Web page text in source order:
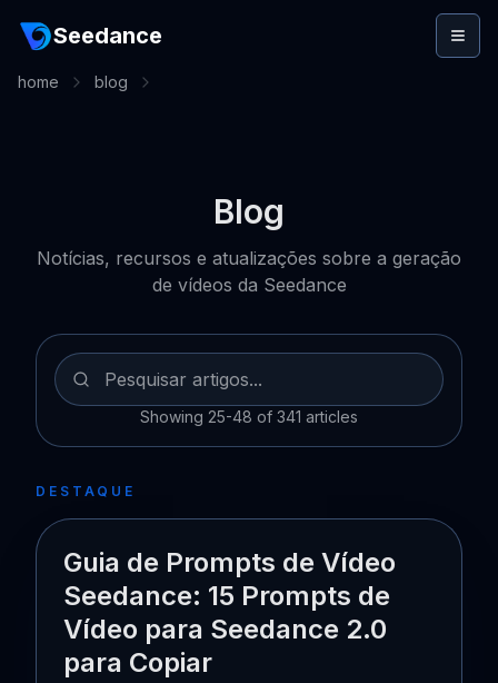
Seedance
home blog
Blog
Notícias, recursos e atualizações sobre a geração
de vídeos da Seedance
Showing 25-48 of 341 articles
DESTAQUE
Guia de Prompts de Vídeo
Seedance: 15 Prompts de
Vídeo para Seedance 2.0
para Copiar